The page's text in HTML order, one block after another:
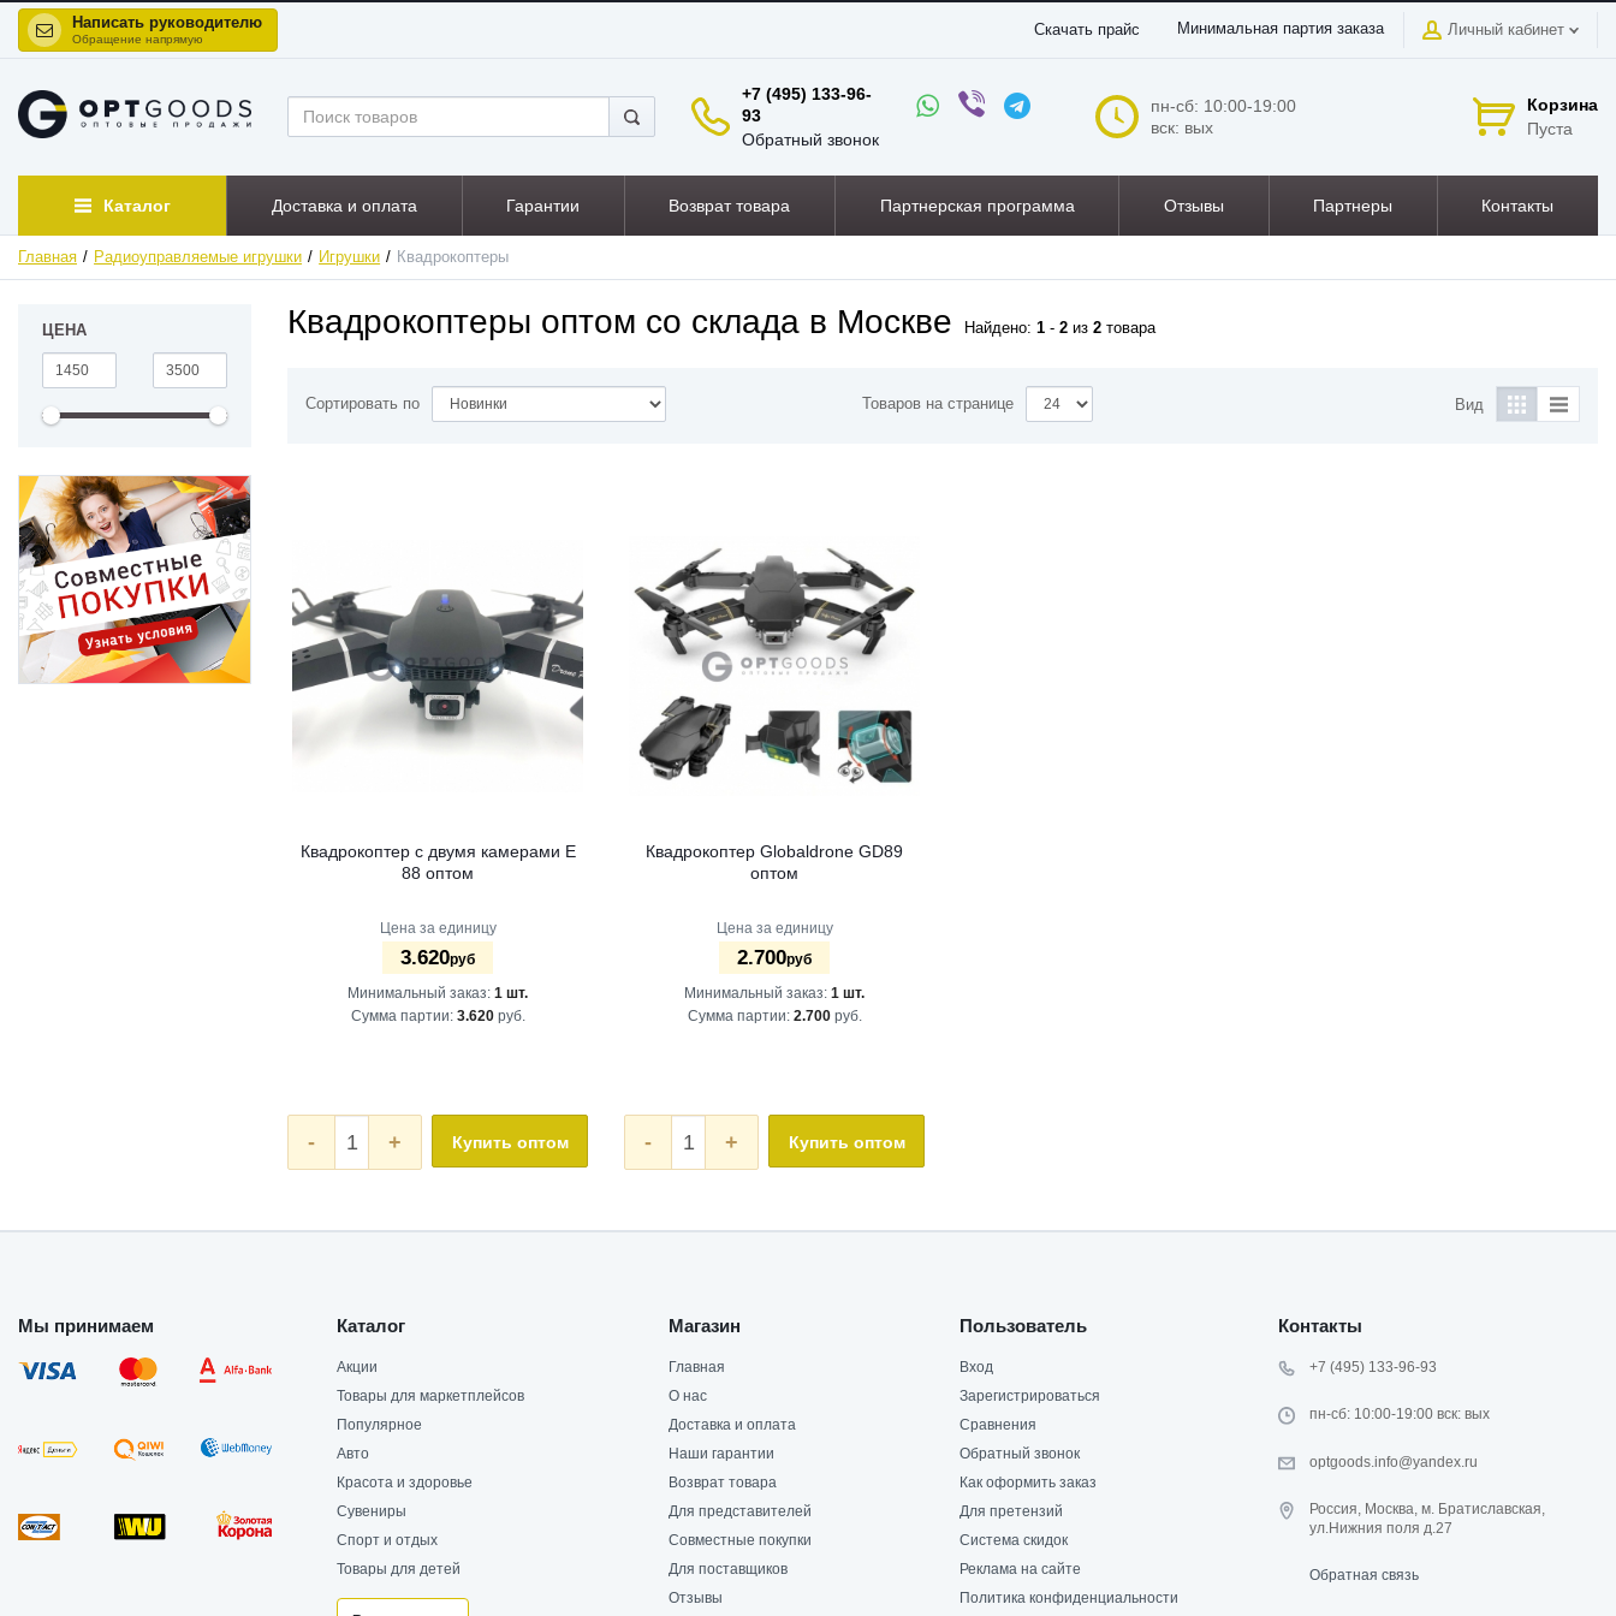
Написать руководителю
Обращение напрямую
Скачать прайс Минимальная партия заказа Личный кабинет
+7 (495) 133-96-
93
Обратный звонок
пн-сб: 10:00-19:00
вск: вых
Корзина
Пуста
Каталог Доставка и оплата Гарантии Возврат товара Партнерская программа Отзывы Партнеры Контакты
Главная Радиоуправляемые игрушки Игрушки Квадрокоптеры
ЦЕНА Квадрокоптеры оптом со склада в Москве Найдено: 1 - 2 из 2 товара
Сортировать по Товаров на странице Вид
Квадрокоптер с двумя камерами Е
88 оптом
Цена за единицу
3.620руб
Минимальный заказ: 1 шт.
Сумма партии: 3.620руб.
- + Купить оптом
Квадрокоптер Globaldrone GD89
оптом
Цена за единицу
2.700руб
Минимальный заказ: 1 шт.
Сумма партии: 2.700руб.
- + Купить оптом
Мы принимаем Каталог
Акции
Товары для маркетплейсов
Популярное
Авто
Красота и здоровье
Сувениры
Спорт и отдых
Товары для детей
Магазин
Главная
О нас
Доставка и оплата
Наши гарантии
Возврат товара
Для представителей
Совместные покупки
Для поставщиков
Отзывы
Пользователь
Вход
Зарегистрироваться
Сравнения
Обратный звонок
Как оформить заказ
Для претензий
Система скидок
Реклама на сайте
Политика конфиденциальности
Контакты
+7 (495) 133-96-93
пн-сб: 10:00-19:00 вск: вых
optgoods.info@yandex.ru
Россия, Москва, м. Братиславская,
ул.Нижния поля д.27
Обратная связь